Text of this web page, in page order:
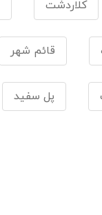
کلاردشت
قائم شهر
پل سفید